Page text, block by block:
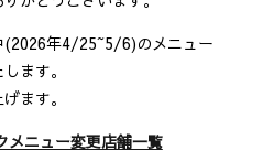
(2026年4/25~5/6)のメニュー
ます。
ます。
メニュー変更店舗一覧